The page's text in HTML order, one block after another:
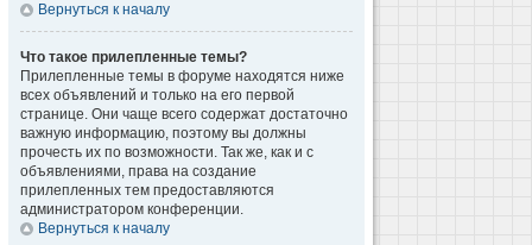
Вернуться к началу
Что такое прилепленные темы?
Прилепленные темы в форуме находятся ниже
всех объявлений и только на его первой
странице. Они чаще всего содержат достаточно
важную информацию, поэтому вы должны
прочесть их по возможности. Так же, как и с
объявлениями, права на создание
прилепленных тем предоставляются
администратором конференции.
Вернуться к началу